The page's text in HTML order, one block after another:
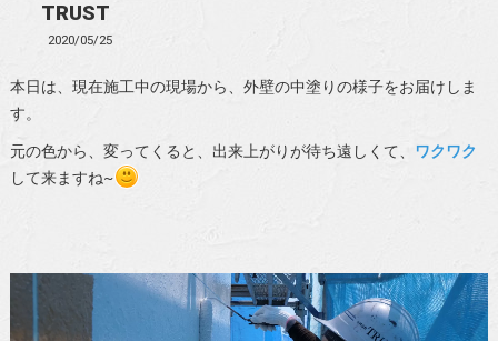
TRUST
2020/05/25
本日は、現在施工中の現場から、外壁の中塗りの様子をお届けしま
す。
元の色から、変ってくると、出来上がりが待ち遠しくて、 ワクワク
して来ますね~